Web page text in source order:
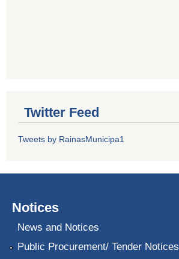
Twitter Feed
Tweets by RainasMunicipa1
Notices
News and Notices
Public Procurement/ Tender Notices